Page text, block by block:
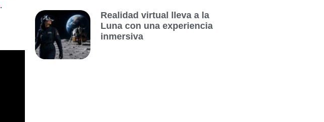
.
Realidad virtual lleva a la
Luna con una experiencia
inmersiva